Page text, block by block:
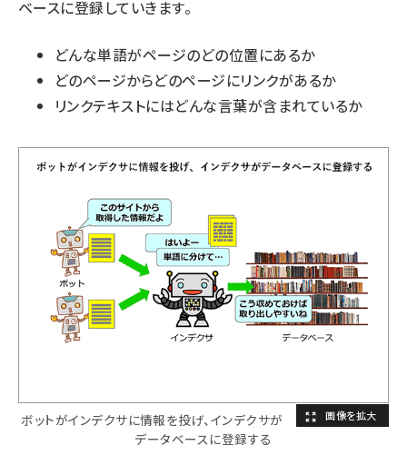
ベースに登録していきます。
どんな単語がページのどの位置にあるか
どのページからどのページにリンクがあるか
リンクテキストにはどんな言葉が含まれているか
ボットがインデクサに情報を投げ、インデクサが
データベースに登録する